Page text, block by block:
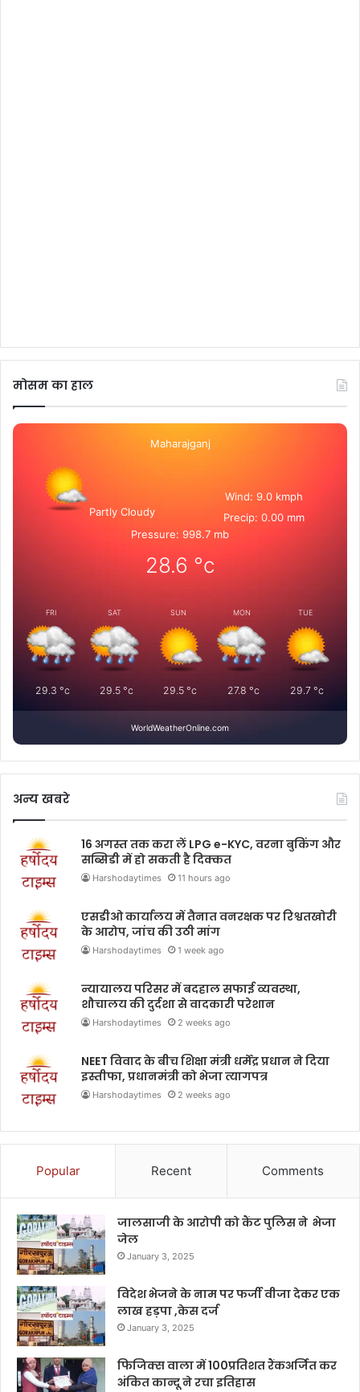
मोसम का हाल
Maharajganj
Partly Cloudy
Wind: 9.0 kmph
Precip: 0.00 mm
Pressure: 998.7 mb
28.6 °c
FRI
29.3 °c
SAT
29.5°c
SUN
29.5°c
MON
27.8 °c
TUE
29.7 °c
WorldWeatherOnline.com
अन्य खबरे
16 अगस्त तक करा लें LPG e-KYC, वरना बुकिंग और
सब्सिडी में हो सकती है दिक्कत
Harshodaytimes 11 hours ago
एसडीओ कार्यालय में तैनात वनरक्षक पर रिश्वतखोरी
के आरोप, जांच की उठी मांग
Harshodaytimes 1 week ago
न्यायालय परिसर में बदहाल सफाई व्यवस्था,
शौचालय की दुर्दशा से वादकारी परेशान
Harshodaytimes 2 weeks ago
NEET विवाद के बीच शिक्षा मंत्री धर्मेंद्र प्रधान ने दिया
इस्तीफा, प्रधानमंत्री को भेजा त्यागपत्र
Harshodaytimes 2 weeks ago
Popular Recent Comments
जालसाजी के आरोपी को कैंट पुलिस ने भेजा
जेल
January 3, 2025
विदेश भेजने के नाम पर फर्जी वीजा देकर एक
लाख हड़पा ,केस दर्ज
January 3, 2025
फिजिक्स वाला में 100प्रतिशत रैंकअर्जित कर
अंकित कान्दू ने रचा इतिहास